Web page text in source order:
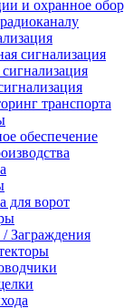
и охранное
сигнализация
транспорта
обеспечение
для ворот
Заграждения